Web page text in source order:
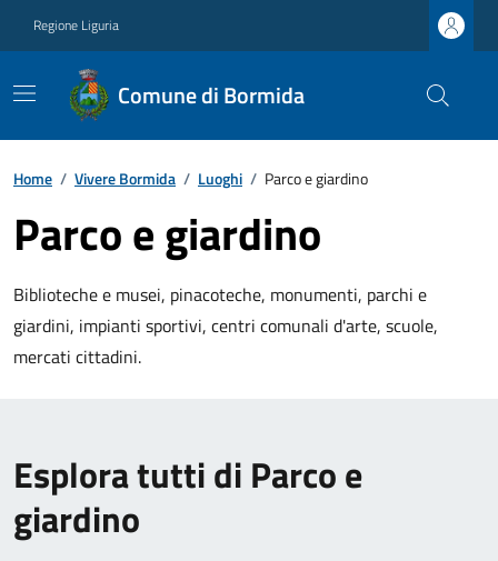
Regione Liguria
Comune di Bormida
Home / Vivere Bormida / Luoghi / Parco e giardino
Parco e giardino
Biblioteche e musei, pinacoteche, monumenti, parchi e
giardini, impianti sportivi, centri comunali d'arte, scuole,
mercati cittadini.
Esplora tutti di Parco e
giardino